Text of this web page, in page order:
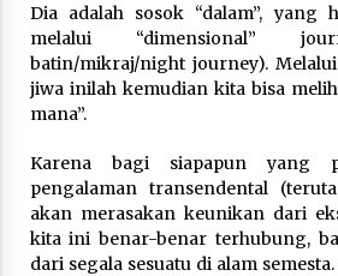
Eksistensi Iran dalam
Aliansi Yahudi dan
Nubuwwat
Dia adalah sosok “dalam”, yang
melalui “dimensional”
batin/mikraj/night journey).
jiwa inilah kemudian kita bisa
mana”.
Karena bagi siapapun yang
pengalaman transendental
akan merasakan keunikan dari
kita ini benar-benar terhubung,
dari segala sesuatu di alam